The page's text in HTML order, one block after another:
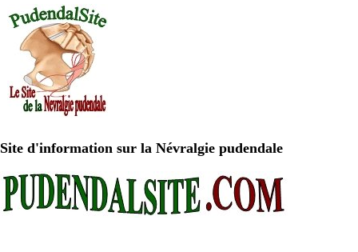
Site d'information sur la Névralgie pudendale